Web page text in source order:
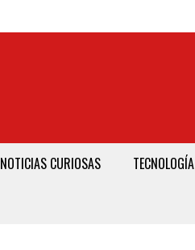
NOTICIAS CURIOSAS TECNOLOGÍA